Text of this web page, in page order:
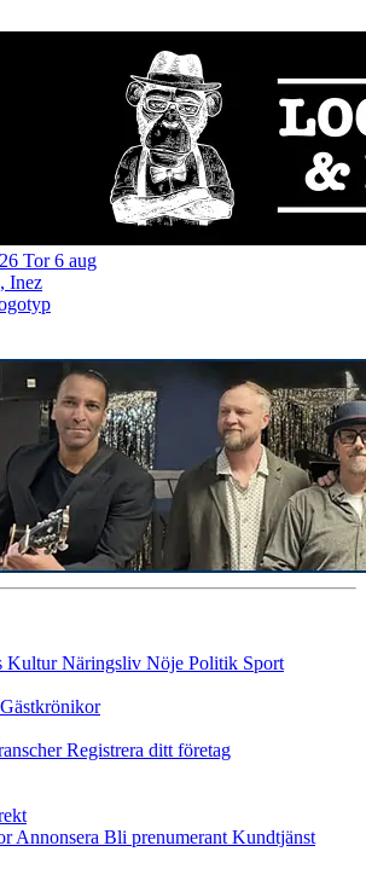
Tor 6 aug
Inez
KulturNäringsliv Nöje Politik Sport
Gästkrönikor
Registrera ditt företag
Annonsera Bli prenumerant Kundtjänst